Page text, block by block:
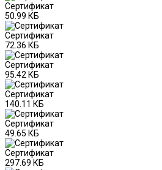
Сертификат
50.99 КБ
Сертификат
72.36 КБ
Сертификат
95.42 КБ
Сертификат
140.11 КБ
Сертификат
49.65 КБ
Сертификат
297.69 КБ